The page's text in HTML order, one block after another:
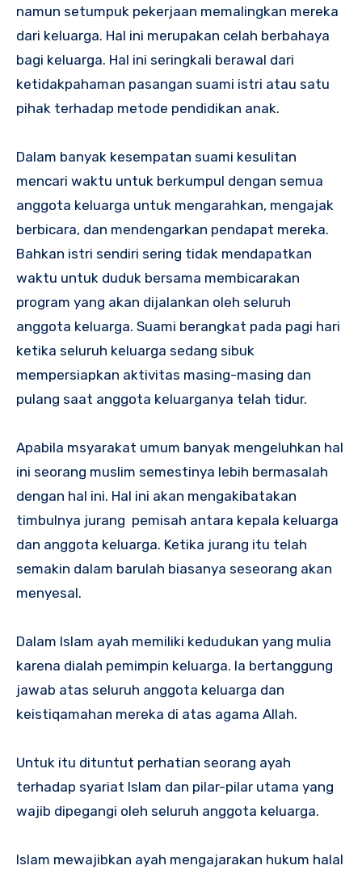
namun setumpuk pekerjaan memalingkan mereka
dari keluarga. Hal ini merupakan celah berbahaya
bagi keluarga. Hal ini seringkali berawal dari
ketidakpahaman pasangan suami istri atau satu
pihak terhadap metode pendidikan anak.
Dalam banyak kesempatan suami kesulitan
mencari waktu untuk berkumpul dengan semua
anggota keluarga untuk mengarahkan, mengajak
berbicara, dan mendengarkan pendapat mereka.
Bahkan istri sendiri sering tidak mendapatkan
waktu untuk duduk bersama membicarakan
program yang akan dijalankan oleh seluruh
anggota keluarga. Suami berangkat pada pagi hari
ketika seluruh keluarga sedang sibuk
mempersiapkan aktivitas masing-masing dan
pulang saat anggota keluarganya telah tidur.
Apabila msyarakat umum banyak mengeluhkan hal
ini seorang muslim semestinya lebih bermasalah
dengan hal ini. Hal ini akan mengakibatakan
timbulnya jurang pemisah antara kepala keluarga
dan anggota keluarga. Ketika jurang itu telah
semakin dalam barulah biasanya seseorang akan
menyesal.
Dalam Islam ayah memiliki kedudukan yang mulia
karena dialah pemimpin keluarga. Ia bertanggung
jawab atas seluruh anggota keluarga dan
keistiqamahan mereka di atas agama Allah.
Untuk itu dituntut perhatian seorang ayah
terhadap syariat Islam dan pilar-pilar utama yang
wajib dipegangi oleh seluruh anggota keluarga.
Islam mewajibkan ayah mengajarakan hukum halal